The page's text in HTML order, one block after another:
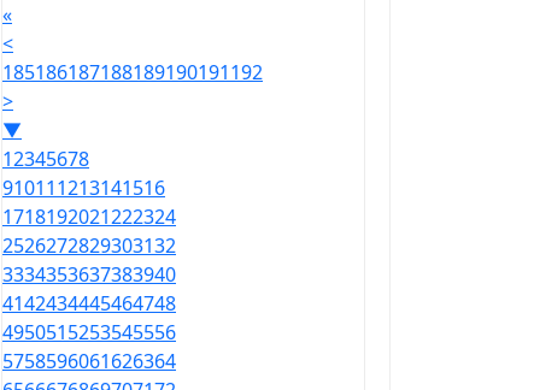
«
<
185186187188189190191192
>
▼
12345678
910111213141516
1718192021222324
2526272829303132
3334353637383940
4142434445464748
4950515253545556
5758596061626364